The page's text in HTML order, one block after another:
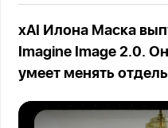
xAI Илона Маска
Imagine Image 2.0.
умеет менять